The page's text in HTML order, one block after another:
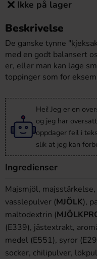
Ikke på lager
Beskrivelse
De ganske tynne
med en godt balansert
er, eller man kan lage
toppinger som for
Hei! Jeg er en
og jeg har
oppdager feil i
slik at jeg kan
Ingredienser
Majsmjöl,
vasslepulver (MJÖLK),
maltodextrin (
(E339), jästextrakt,
medel (E551), syror
socker, chilipulver,